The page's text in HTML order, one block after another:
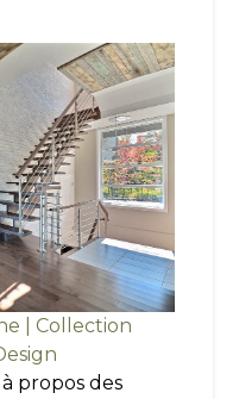
| Collection
propos des